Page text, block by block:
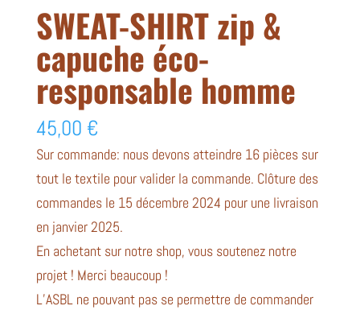
SWEAT-SHIRT zip &
capuche éco-
responsable homme
45,00 €
Sur commande: nous devons atteindre 16 pièces sur
tout le textile pour valider la commande. Clôture des
commandes le 15 décembre 2024 pour une livraison
en janvier 2025.
En achetant sur notre shop, vous soutenez notre
projet ! Merci beaucoup !
L’ASBL ne pouvant pas se permettre de commander